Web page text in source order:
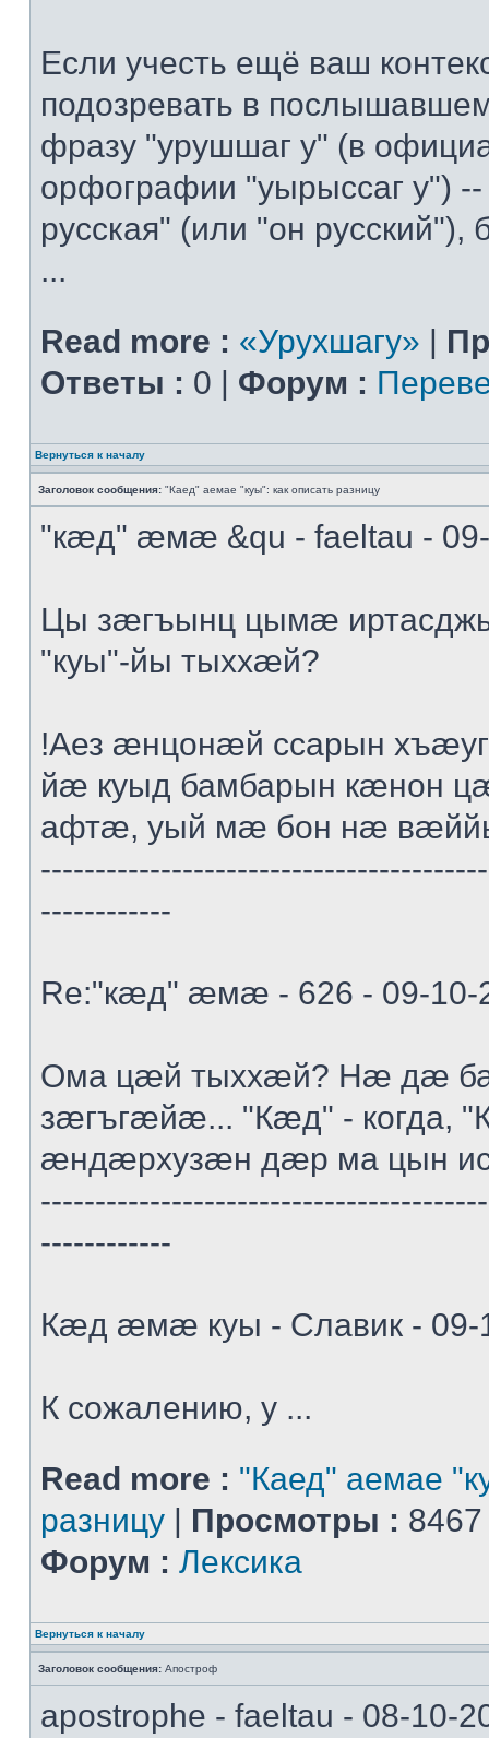
Если учесть ещё ваш
подозревать в
фразу "урушшаг у" (в
орфографии "уырыссаг у") --
русская" (или "он русский"),
...
Read more : «Урухшагу» |
Ответы : 0 | Форум :
Вернуться к началу
Заголовок сообщения: "Каед" аемае "куы": как описать разницу
"кæд" æмæ &qu - faeltau -
Цы зæгъынц цымæ
"куы"-йы тыххæй?
!Аез æнцонæй ссарын
йæ куыд бамбарын кæнон
афтæ, уый мæ бон нæ
------------
Re:"кæд" æмæ - 626 - 09-10-
Ома цæй тыххæй? Нæ дæ
зæгъгæйæ... "Кæд" - когда,
æндæрхузæн дæр ма цын
------------
Кæд æмæ куы - Славик - 09-
К сожалению, у ...
Read more : "Каед" аемае
разницу | Просмотры :
Форум : Лексика
Вернуться к началу
Заголовок сообщения: Апостроф
apostrophe - faeltau - 08-10-